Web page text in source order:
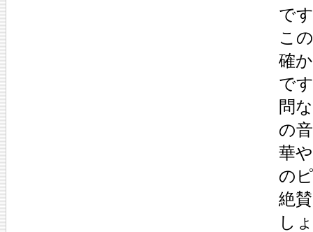
で
こ
確
で
問
の
華
の
絶
し